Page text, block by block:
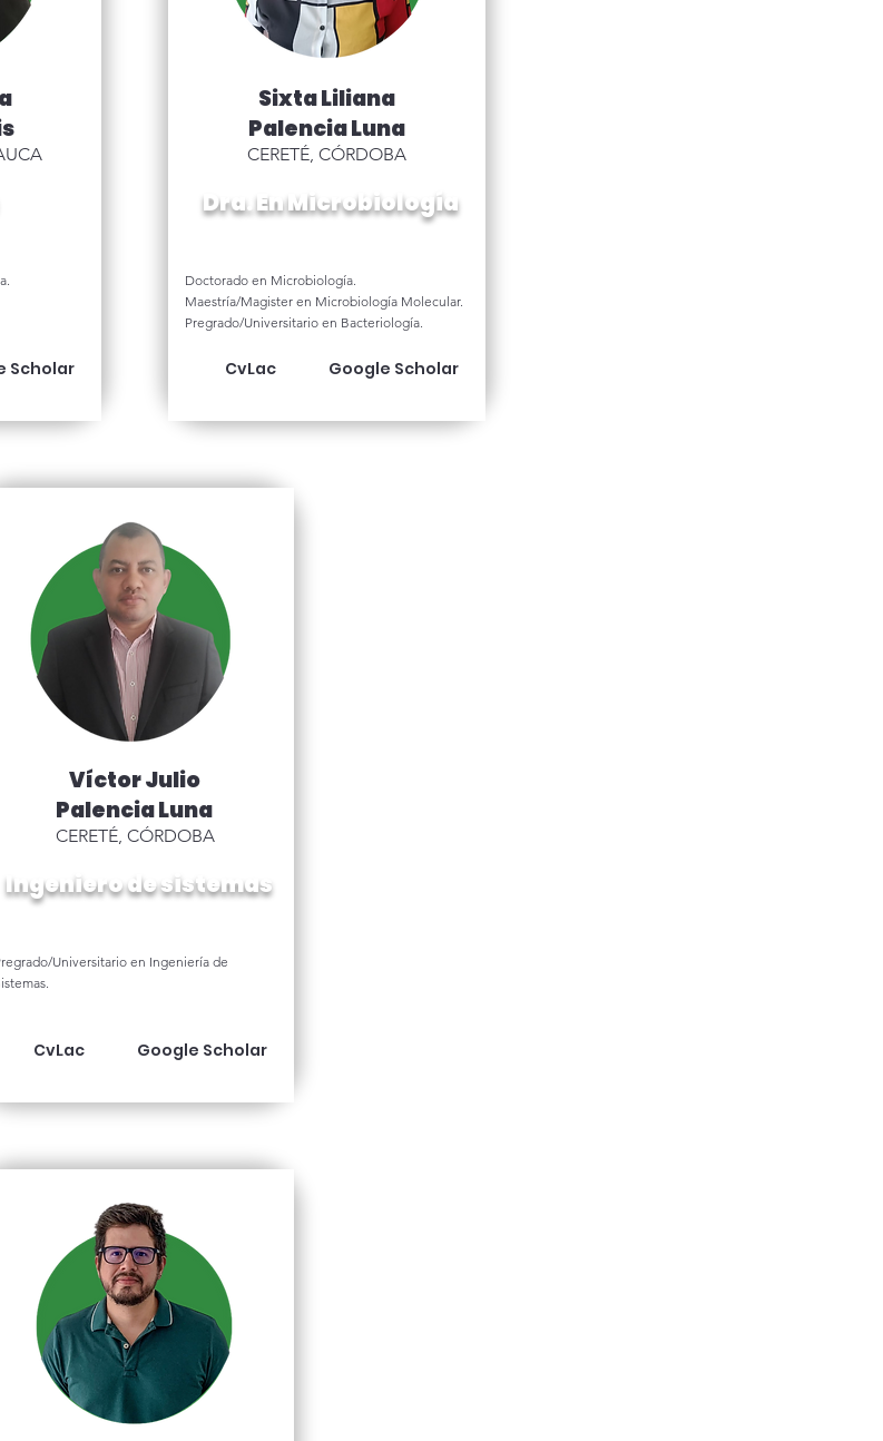
Scholar
Sixta Liliana
Palencia Luna
CERETÉ, CÓRDOBA
Dra. En Microbiología
Doctorado en Microbiología.
Maestría/Magister en Microbiología Molecular.
Pregrado/Universitario en Bacteriología.
CvLac Google Scholar
Víctor Julio
Palencia Luna
CERETÉ, CÓRDOBA
Ingeniero de sistemas
Universitario en Ingeniería de
CvLac Google Scholar